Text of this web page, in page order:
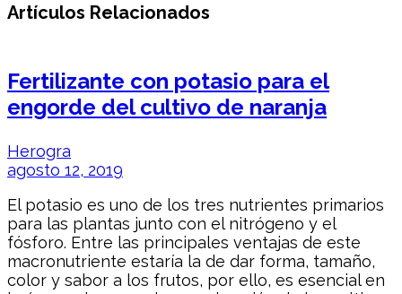
Artículos Relacionados
Fertilizante con potasio para el
engorde del cultivo de naranja
Herogra
agosto 12, 2019
El potasio es uno de los tres nutrientes primarios
para las plantas junto con el nitrógeno y el
fósforo. Entre las principales ventajas de este
macronutriente estaría la de dar forma, tamaño,
color y sabor a los frutos, por ello, es esencial en